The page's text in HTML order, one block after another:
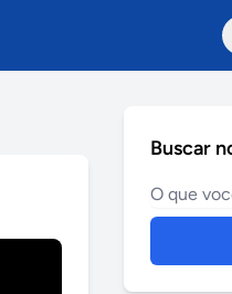
Buscar